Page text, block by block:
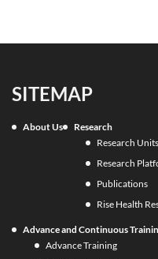
SITEMAP
About Us
Research
Research Units
Research
Publications
Rise Health
Advance and Continuous
Advance Training